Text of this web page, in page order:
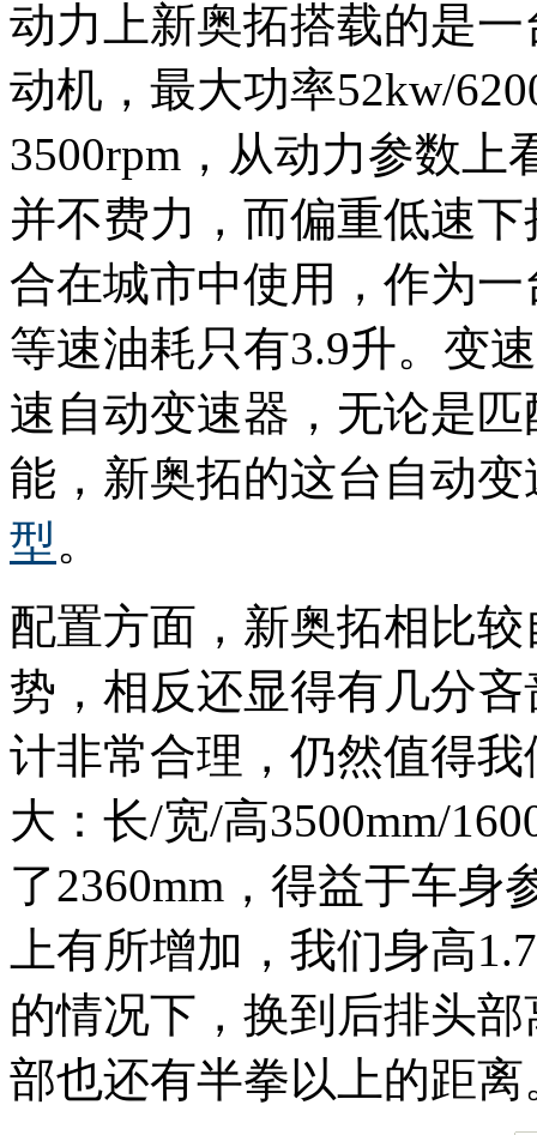
动力上新奥拓搭载的是
动机，最大功率52kw/
3500rpm，从动力参数上
并不费力，而偏重低速
合在城市中使用，作为
等速油耗只有3.9升。变
速自动变速器，无论是
能，新奥拓的这台自动
型。
配置方面，新奥拓相比
势，相反还显得有几分
计非常合理，仍然值得
大：长/宽/高3500mm/
了2360mm，得益于车身
上有所增加，我们身高
的情况下，换到后排头
部也还有半拳以上的距离